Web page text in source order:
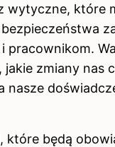
wytyczne, które
pracownikom.
jakie zmiany nas
nasze
które będą